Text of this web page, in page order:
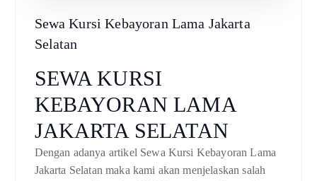
Sewa Kursi Kebayoran Lama Jakarta
Selatan
SEWA KURSI
KEBAYORAN LAMA
JAKARTA SELATAN
Dengan adanya artikel Sewa Kursi Kebayoran Lama
Jakarta Selatan maka kami akan menjelaskan salah